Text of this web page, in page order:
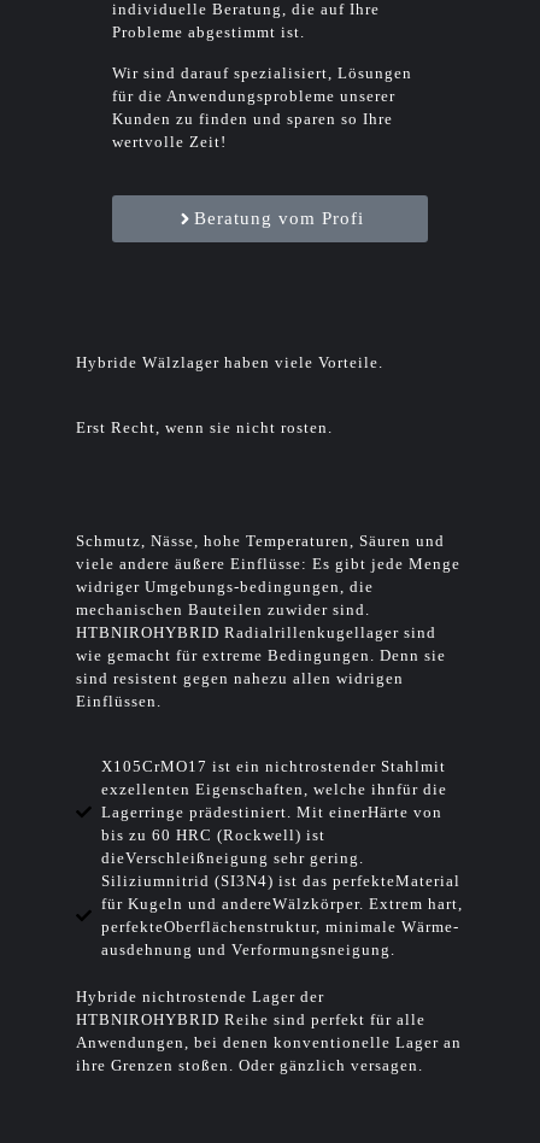
individuelle Beratung, die auf Ihre
Probleme abgestimmt ist.
Wir sind darauf spezialisiert, Lösungen
für die Anwendungsprobleme unserer
Kunden zu finden und sparen so Ihre
wertvolle Zeit!
Beratung vom Profi
Hybride Wälzlager haben viele Vorteile.
Erst Recht, wenn sie nicht rosten.
Schmutz, Nässe, hohe Temperaturen, Säuren und
viele andere äußere Einflüsse: Es gibt jede Menge
widriger Umgebungs-bedingungen, die
mechanischen Bauteilen zuwider sind.
HTBNIROHYBRID Radialrillenkugellager sind
wie gemacht für extreme Bedingungen. Denn sie
sind resistent gegen nahezu allen widrigen
Einflüssen.
X105CrMO17 ist ein nichtrostender Stahlmit
exzellenten Eigenschaften, welche ihnfür die
Lagerringe prädestiniert. Mit einerHärte von
bis zu 60 HRC (Rockwell) ist
dieVerschleißneigung sehr gering.
Siliziumnitrid (SI3N4) ist das perfekteMaterial
für Kugeln und andereWälzkörper. Extrem hart,
perfekteOberflächenstruktur, minimale Wärme-
ausdehnung und Verformungsneigung.
Hybride nichtrostende Lager der
HTBNIROHYBRID Reihe sind perfekt für alle
Anwendungen, bei denen konventionelle Lager an
ihre Grenzen stoßen. Oder gänzlich versagen.